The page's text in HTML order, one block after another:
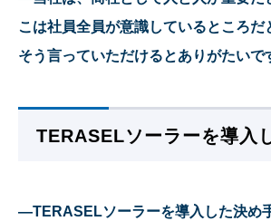
こは社員全員が意識しているところだ
そう言っていただけるとありがたいで
TERASELソーラーを導入
—TERASELソーラーを導入した決め